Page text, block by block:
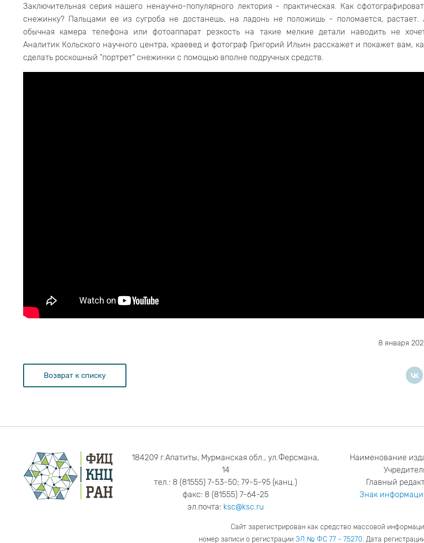
Заключительная серия нашего ненаучно-популярного лектория - практическая. Как
снежинку? Пальцами ее из сугроба не достанешь, на ладонь не положишь - поломается, растает.
обычная камера телефона или фотоаппарат резкость на такие мелкие детали наводить не
Аналитик Кольского научного центра, краевед и фотограф Григорий Ильин расскажет и покажет вам,
сделать роскошный "портрет" снежинки с помощью вполне подручных средств.
8 января
Возврат к списку
184209 г.Апатиты, Мурманская обл., ул.Ферсмана,
14
тел.: 8 (81555) 7-53-50; 79-5-95 (канц.)
факс: 8 (81555) 7-64-25
эл.почта: ksc@ksc.ru
Наименование
Главный
Знак
Сайт зарегистрирован как средство массовой
номер записи о регистрации ЭЛ № ФС 77 - 75270. Дата